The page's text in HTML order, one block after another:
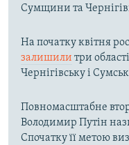
Сумщини та
На початку квітня
залишили три
Чернігівську і
Повномасштабне
Володимир Путін
Спочатку її метою